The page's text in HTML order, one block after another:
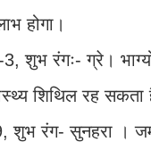
होगा।
शुभ रंगः- ग्रे।
शिथिल रह सकता
रंग- सुनहरा ।